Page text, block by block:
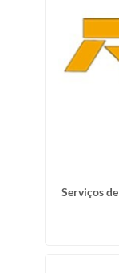
Serviços